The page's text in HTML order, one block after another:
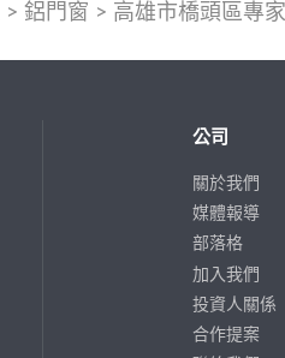
> 鋁門窗 > 高雄市橋頭區專
公司
關於我們
媒體報導
部落格
加入我們
投資人關係
合作提案